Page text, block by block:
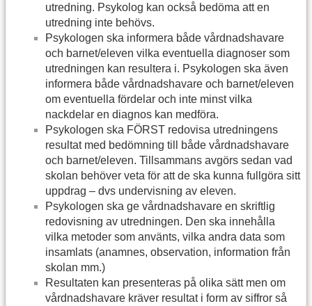
utredning. Psykolog kan också bedöma att en
utredning inte behövs.
Psykologen ska informera både vårdnadshavare
och barnet/eleven vilka eventuella diagnoser som
utredningen kan resultera i. Psykologen ska även
informera både vårdnadshavare och barnet/eleven
om eventuella fördelar och inte minst vilka
nackdelar en diagnos kan medföra.
Psykologen ska FÖRST redovisa utredningens
resultat med bedömning till både vårdnadshavare
och barnet/eleven. Tillsammans avgörs sedan vad
skolan behöver veta för att de ska kunna fullgöra sitt
uppdrag – dvs undervisning av eleven.
Psykologen ska ge vårdnadshavare en skriftlig
redovisning av utredningen. Den ska innehålla
vilka metoder som använts, vilka andra data som
insamlats (anamnes, observation, information från
skolan mm.)
Resultaten kan presenteras på olika sätt men om
vårdnadshavare kräver resultat i form av siffror så